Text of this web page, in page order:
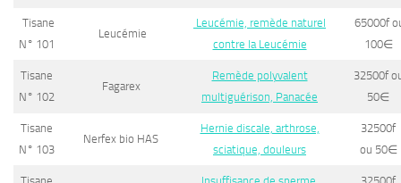
Tisane
N° 101
Leucémie
Leucémie, remède naturel
contre la Leucémie
65000f
100∈
Tisane
N° 102
Fagarex
Remède polyvalent
multiguérison, Panacée
32500f
50∈
Tisane
N° 103
Nerfex bio HAS
Hernie discale, arthrose,
sciatique, douleurs
32500f
ou 50∈